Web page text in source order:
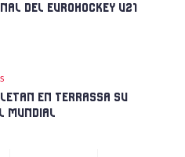
DEL EUROHOCKEY U21
EN TERRASSA SU
MUNDIAL